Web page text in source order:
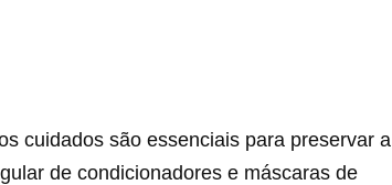
cuidados são essenciais para preservar a
de condicionadores e máscaras de